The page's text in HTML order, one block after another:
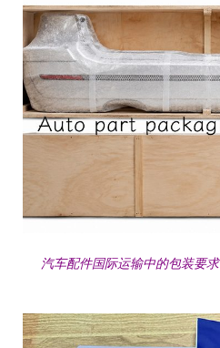
汽车配件国际运输中的包装要求